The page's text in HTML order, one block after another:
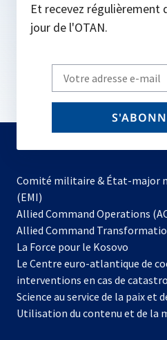
Et recevez régulièrement
jour de l'OTAN.
Write
your
email
Comité militaire & État-major
(EMI)
Allied Command Operations
Allied Command
La Force pour le Kosovo
dans
un
nouvel
onglet
Le Centre euro-atlantique de
interventions en cas de
Science au service de la paix et
Utilisation du contenu et de la